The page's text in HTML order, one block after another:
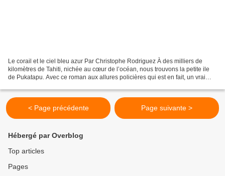
Le corail et le ciel bleu azur Par Christophe Rodriguez À des milliers de
kilomètres de Tahiti, nichée au cœur de l’océan, nous trouvons la petite ile
de Pukatapu. Avec ce roman aux allures policières qui est en fait, un vrai
< Page précédente Page suivante >
Hébergé par Overblog
Top articles
Pages